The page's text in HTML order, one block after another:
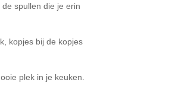
spullen die je erin
kopjes bij de kopjes
plek in je keuken.